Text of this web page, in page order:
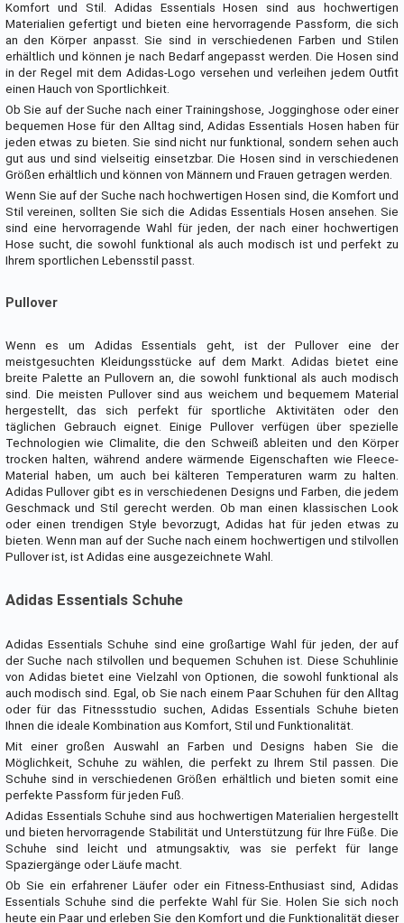
Komfort und Stil. Adidas Essentials Hosen sind aus hochwertigen
Materialien gefertigt und bieten eine hervorragende Passform, die sich
an den Körper anpasst. Sie sind in verschiedenen Farben und Stilen
erhältlich und können je nach Bedarf angepasst werden. Die Hosen sind
in der Regel mit dem Adidas-Logo versehen und verleihen jedem Outfit
einen Hauch von Sportlichkeit.
Ob Sie auf der Suche nach einer Trainingshose, Jogginghose oder einer
bequemen Hose für den Alltag sind, Adidas Essentials Hosen haben für
jeden etwas zu bieten. Sie sind nicht nur funktional, sondern sehen auch
gut aus und sind vielseitig einsetzbar. Die Hosen sind in verschiedenen
Größen erhältlich und können von Männern und Frauen getragen werden.
Wenn Sie auf der Suche nach hochwertigen Hosen sind, die Komfort und
Stil vereinen, sollten Sie sich die Adidas Essentials Hosen ansehen. Sie
sind eine hervorragende Wahl für jeden, der nach einer hochwertigen
Hose sucht, die sowohl funktional als auch modisch ist und perfekt zu
Ihrem sportlichen Lebensstil passt.
Pullover
Wenn es um Adidas Essentials geht, ist der Pullover eine der
meistgesuchten Kleidungsstücke auf dem Markt. Adidas bietet eine
breite Palette an Pullovern an, die sowohl funktional als auch modisch
sind. Die meisten Pullover sind aus weichem und bequemem Material
hergestellt, das sich perfekt für sportliche Aktivitäten oder den
täglichen Gebrauch eignet. Einige Pullover verfügen über spezielle
Technologien wie Climalite, die den Schweiß ableiten und den Körper
trocken halten, während andere wärmende Eigenschaften wie Fleece-
Material haben, um auch bei kälteren Temperaturen warm zu halten.
Adidas Pullover gibt es in verschiedenen Designs und Farben, die jedem
Geschmack und Stil gerecht werden. Ob man einen klassischen Look
oder einen trendigen Style bevorzugt, Adidas hat für jeden etwas zu
bieten. Wenn man auf der Suche nach einem hochwertigen und stilvollen
Pullover ist, ist Adidas eine ausgezeichnete Wahl.
Adidas Essentials Schuhe
Adidas Essentials Schuhe sind eine großartige Wahl für jeden, der auf
der Suche nach stilvollen und bequemen Schuhen ist. Diese Schuhlinie
von Adidas bietet eine Vielzahl von Optionen, die sowohl funktional als
auch modisch sind. Egal, ob Sie nach einem Paar Schuhen für den Alltag
oder für das Fitnessstudio suchen, Adidas Essentials Schuhe bieten
Ihnen die ideale Kombination aus Komfort, Stil und Funktionalität.
Mit einer großen Auswahl an Farben und Designs haben Sie die
Möglichkeit, Schuhe zu wählen, die perfekt zu Ihrem Stil passen. Die
Schuhe sind in verschiedenen Größen erhältlich und bieten somit eine
perfekte Passform für jeden Fuß.
Adidas Essentials Schuhe sind aus hochwertigen Materialien hergestellt
und bieten hervorragende Stabilität und Unterstützung für Ihre Füße. Die
Schuhe sind leicht und atmungsaktiv, was sie perfekt für lange
Spaziergänge oder Läufe macht.
Ob Sie ein erfahrener Läufer oder ein Fitness-Enthusiast sind, Adidas
Essentials Schuhe sind die perfekte Wahl für Sie. Holen Sie sich noch
heute ein Paar und erleben Sie den Komfort und die Funktionalität dieser